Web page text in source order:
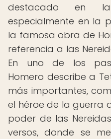
destacado en
especialmente en la
la famosa obra de
referencia a las
En uno de los
Homero describe a
más importantes,
el héroe de la guerra
poder de las
versos, donde se